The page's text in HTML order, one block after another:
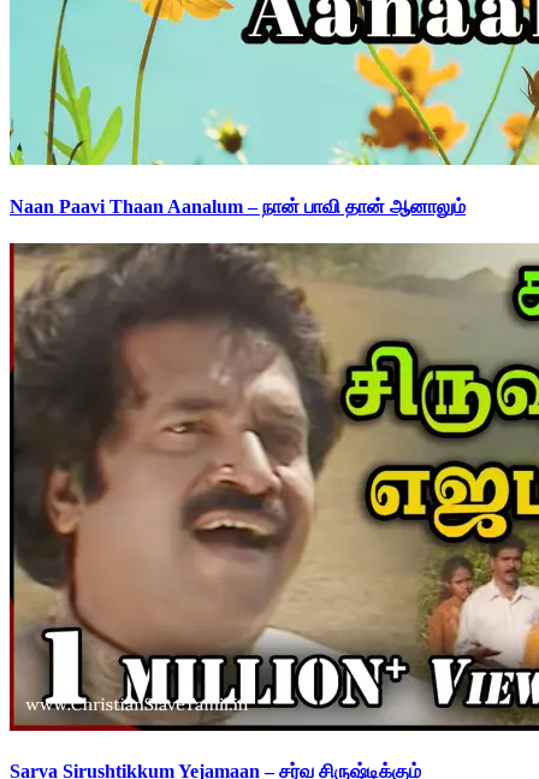
Naan Paavi Thaan Aanalum – நான் பாவி தான் ஆனாலும்
Sarva Sirushtikkum Yejamaan – சர்வ சிருஷ்டிக்கும்